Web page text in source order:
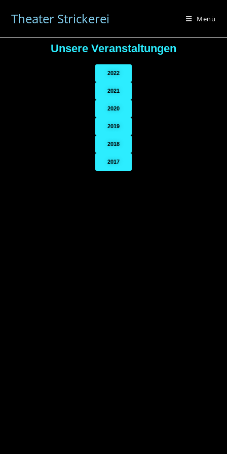
Theater Strickerei Menü
Unsere Veranstaltungen
2022
2021
2020
2019
2018
2017